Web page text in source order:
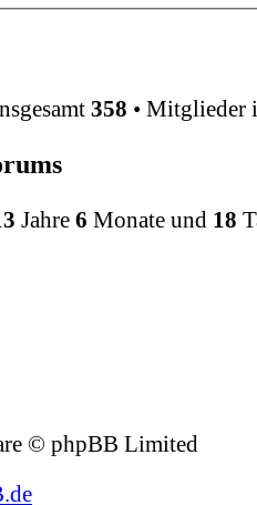
358 • Mitglieder
Jahre 6 Monate und 18
© phpBB Limited